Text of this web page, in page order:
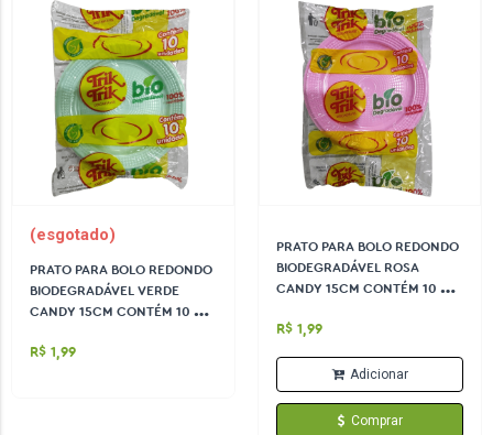
(esgotado)
PRATO PARA BOLO REDONDO
BIODEGRADÁVEL VERDE
CANDY 15CM CONTÉM 10 UN
R$ 1,99
PRATO PARA BOLO REDONDO
BIODEGRADÁVEL ROSA
CANDY 15CM CONTÉM 10 UN
R$ 1,99
Adicionar
Comprar